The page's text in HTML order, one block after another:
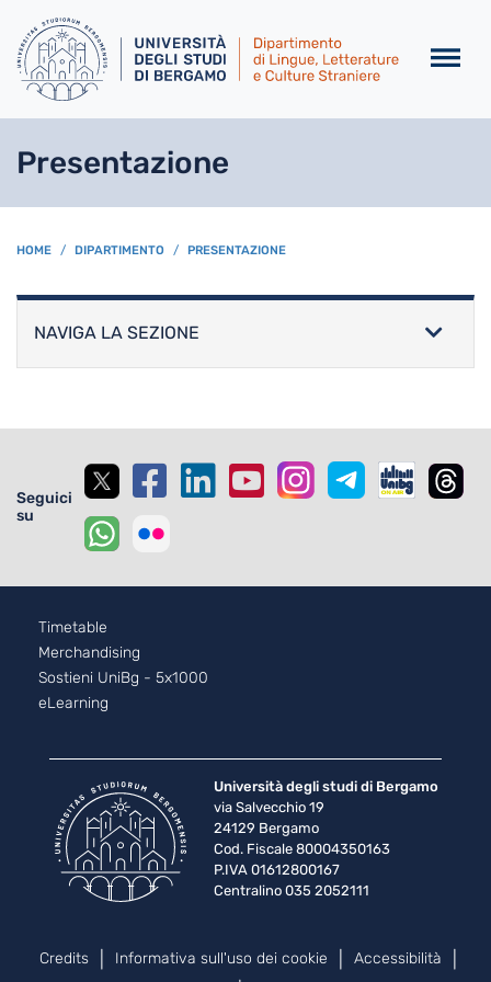
Presentazione
BREADCRUMB
HOME DIPARTIMENTO PRESENTAZIONE
NAVIGA LA SEZIONE
Seguici
su
Footer - 2
Timetable
Merchandising
Sostieni UniBg - 5x1000
eLearning
Università degli studi di Bergamo
via Salvecchio 19
24129 Bergamo
Cod. Fiscale 80004350163
P.IVA 01612800167
Centralino 035 2052111
Piè di pagina
Credits Informativa sull'uso dei cookie
Accessibilità